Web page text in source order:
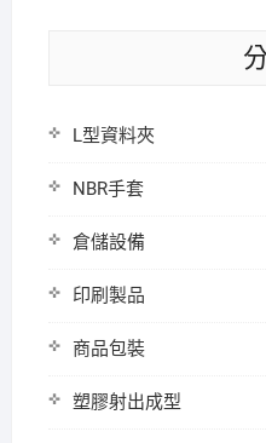
L型資料夾
NBR手套
倉儲設備
印刷製品
商品包裝
塑膠射出成型